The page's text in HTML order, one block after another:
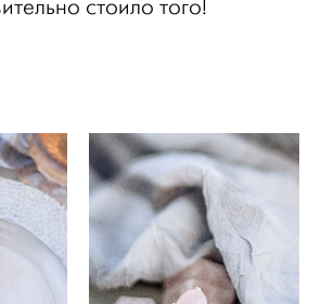
стоило того!